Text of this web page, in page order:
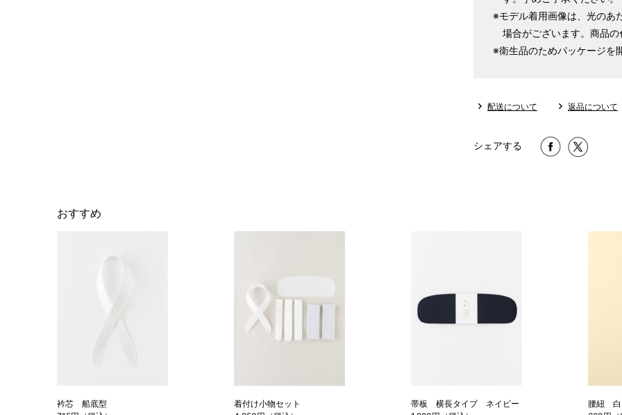
※モデル着用画像は、光のあ
場合がございます。商品の
※衛生品のためパッケージを
配送について 返品について
シェアする
おすすめ
衿芯 船底型
着付け小物セット
帯板 横長タイプ ネイビー
腰紐